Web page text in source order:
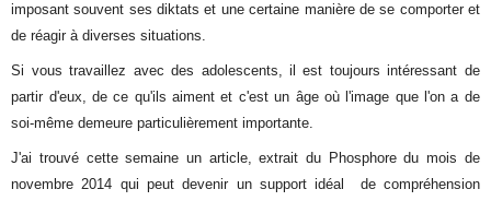
imposant souvent ses diktats et une certaine manière de se comporter et
de réagir à diverses situations.
Si vous travaillez avec des adolescents, il est toujours intéressant de
partir d'eux, de ce qu'ils aiment et c'est un âge où l'image que l'on a de
soi-même demeure particulièrement importante.
J'ai trouvé cette semaine un article, extrait du Phosphore du mois de
novembre 2014 qui peut devenir un support idéal de compréhension